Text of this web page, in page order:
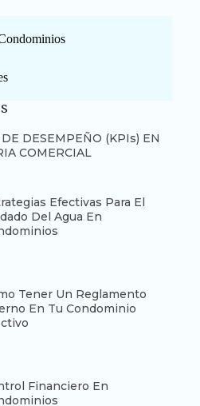
DESEMPEÑO (KPIs) EN
COMERCIAL
Efectivas Para El
Del Agua En
Tener Un Reglamento
En Tu Condominio
Financiero En